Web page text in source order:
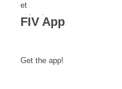
FIV App
Get the app!